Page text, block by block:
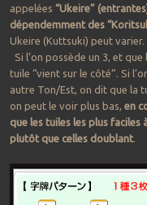
appelées “Ukeire”
dépendemment des
Ukeire (Kuttsuki) peut varier.
Si l’on possède un 3, et
tuile “vient sur le côté”. Si
autre Ton/Est, on dit que la
on peut le voir plus bas, en
que les tuiles les plus faciles
plutôt que celles doublant.